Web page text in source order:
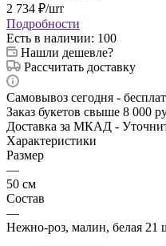
2 734 ₽/шт
Подробности
Есть в наличии: 100
Нашли дешевле?
Рассчитать доставку
Самовывоз сегодня -
Заказ букетов свыше 8 000
Доставка за МКАД -
Характеристики
Размер
—
50 см
Состав
—
Нежно-роз, малин, белая 21